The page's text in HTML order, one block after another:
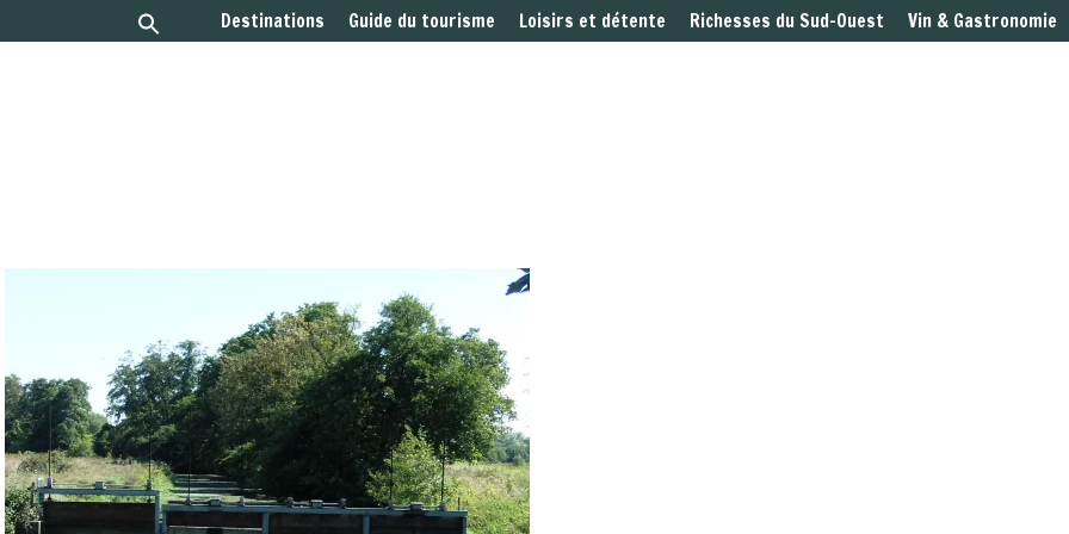
Destinations Guide du tourisme Loisirs et détente Richesses du Sud-Ouest Vin & Gastronomie